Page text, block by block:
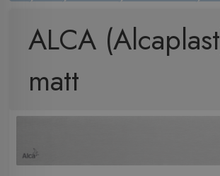
ALCA
matt